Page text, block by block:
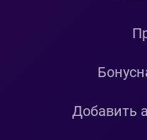
Добавить